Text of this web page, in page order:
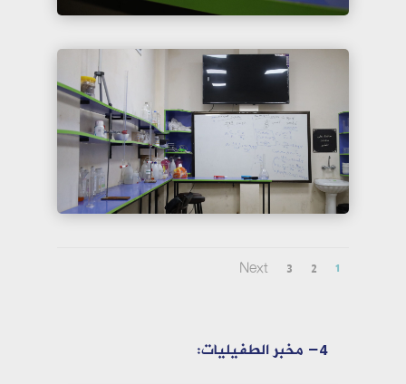
1
2
3
Next
4- مخبر الطفيليات: